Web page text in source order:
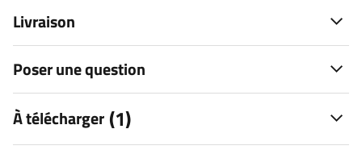
Livraison
Poser une question
À télécharger (1)